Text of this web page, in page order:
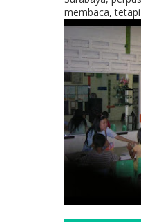
membaca,